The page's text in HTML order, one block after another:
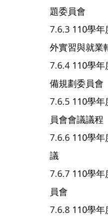
題委員會
110學年
外實習與就業
110學年
備規劃委員會
110學
員會會議議程
110學年
議
110學
員會
110學年